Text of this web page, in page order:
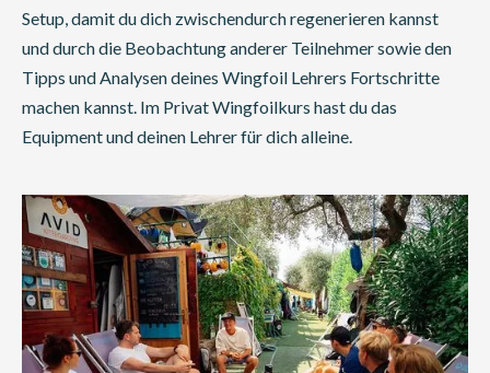
Setup, damit du dich zwischendurch regenerieren kannst
und durch die Beobachtung anderer Teilnehmer sowie den
Tipps und Analysen deines Wingfoil Lehrers Fortschritte
machen kannst. Im Privat Wingfoilkurs hast du das
Equipment und deinen Lehrer für dich alleine.